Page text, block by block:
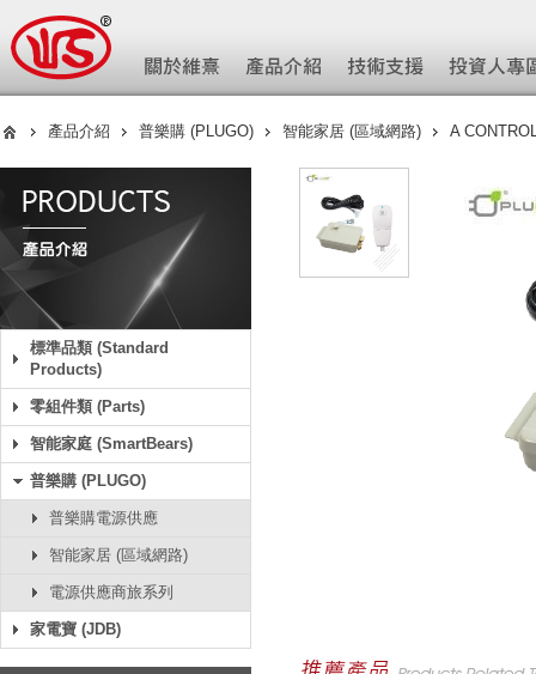
產品介紹 普樂購 (PLUGO) 智能家居 (區域網路) A
標準品類 (Standard
Products)
零組件類 (Parts)
智能家庭 (SmartBears)
普樂購 (PLUGO)
普樂購電源供應
智能家居 (區域網路)
電源供應商旅系列
家電寶 (JDB)